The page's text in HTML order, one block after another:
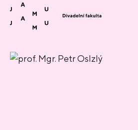
Přeskočit na obsah